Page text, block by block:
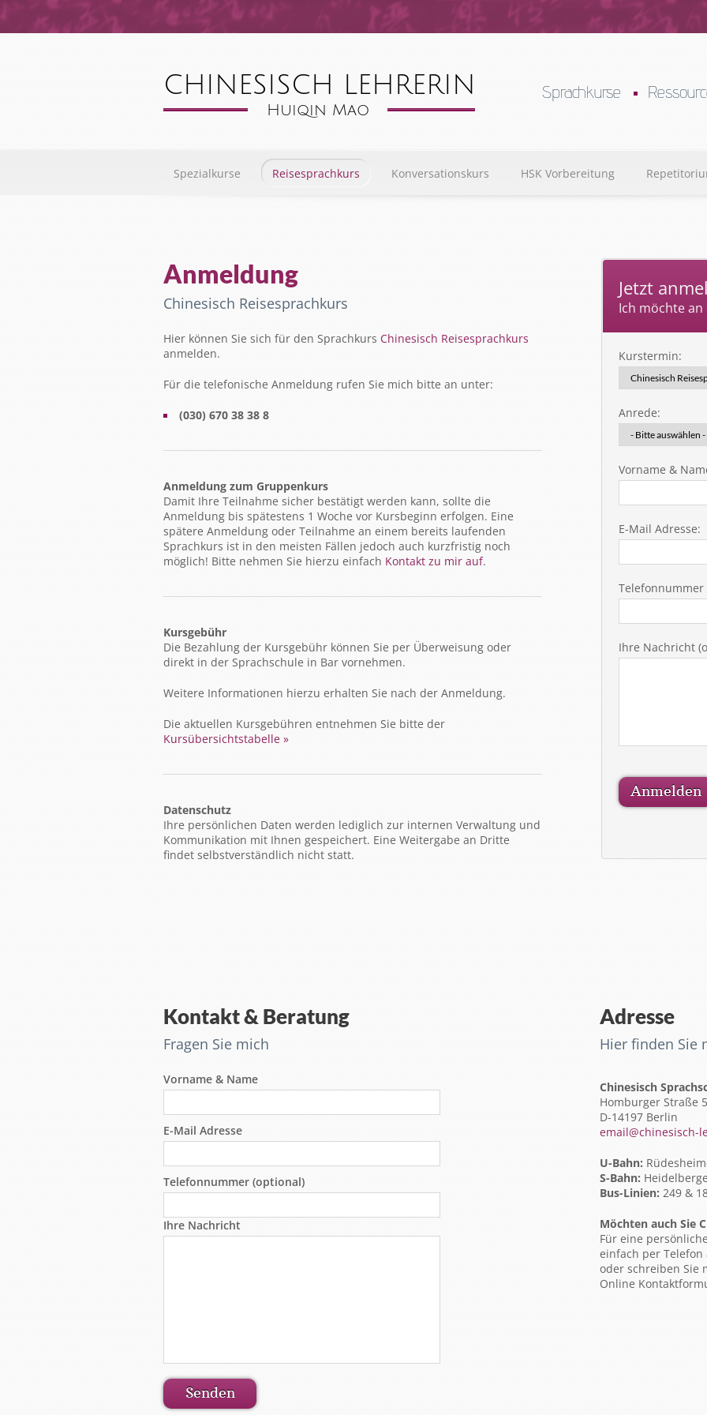
Sprachkurse
Spezialkurse Reisesprachkurs Konversationskurs HSK Vorbereitung
Anmeldung
Chinesisch Reisesprachkurs
Hier können Sie sich für den Sprachkurs Chinesisch Reisesprachkurs
anmelden.
Für die telefonische Anmeldung rufen Sie mich bitte an unter:
(030) 670 38 38 8
Anmeldung zum Gruppenkurs
Damit Ihre Teilnahme sicher bestätigt werden kann, sollte die
Anmeldung bis spätestens 1 Woche vor Kursbeginn erfolgen. Eine
spätere Anmeldung oder Teilnahme an einem bereits laufenden
Sprachkurs ist in den meisten Fällen jedoch auch kurzfristig noch
möglich! Bitte nehmen Sie hierzu einfach Kontakt zu mir auf.
Kursgebühr
Die Bezahlung der Kursgebühr können Sie per Überweisung oder
direkt in der Sprachschule in Bar vornehmen.
Weitere Informationen hierzu erhalten Sie nach der Anmeldung.
Die aktuellen Kursgebühren entnehmen Sie bitte der
Kursübersichtstabelle »
Datenschutz
Ihre persönlichen Daten werden lediglich zur internen Verwaltung und
Kommunikation mit Ihnen gespeichert. Eine Weitergabe an Dritte
findet selbstverständlich nicht statt.
Jetzt
Ich möchte
Kurstermin:
Anrede:
Vorname &
E-Mail Adresse:
Telefonnummer
Ihre Nachricht
Kontakt & Beratung
Fragen Sie mich
Vorname & Name
E-Mail Adresse
Telefonnummer (optional)
Ihre Nachricht
Adresse
Hier finden Sie
Chinesisch
Homburger Straße
D-14197 Berlin
email@chinesisch-
U-Bahn:
S-Bahn:
Bus-Linien: 249 &
Möchten auch Sie
Für eine
einfach per
oder schreiben Sie
Online